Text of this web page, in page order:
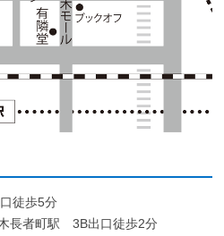
徒歩5分
長者町駅 3B出口徒歩2分